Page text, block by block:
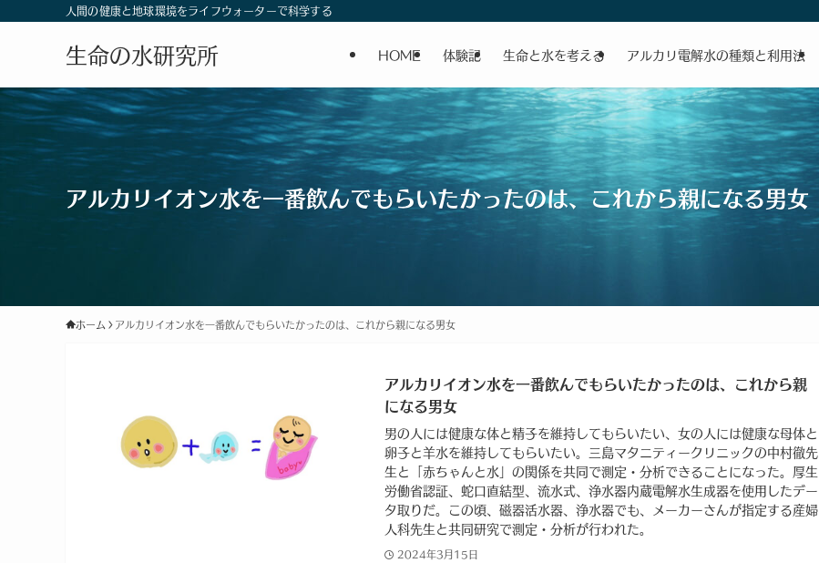
人間の健康と地球環境をライフウォーターで科学する
生命の水研究所 HOME 体験記 生命と水を考える アルカリ電解水の種類と利用法
アルカリイオン水を一番飲んでもらいたかったのは、これから親になる男女
ホーム アルカリイオン水を一番飲んでもらいたかったのは、これから親になる男女
アルカリイオン水を一番飲んでもらいたかったのは、これから親
になる男女
男の人には健康な体と精子を維持してもらいたい、女の人には健康な母体と
卵子と羊水を維持してもらいたい。三島マタニティークリニックの中村徹先
生と「赤ちゃんと水」の関係を共同で測定・分析できることになった。厚生
労働省認証、蛇口直結型、流水式、浄水器内蔵電解水生成器を使用したデー
タ取りだ。この頃、磁器活水器、浄水器でも、メーカーさんが指定する産婦
人科先生と共同研究で測定・分析が行われた。
2024年3月15日